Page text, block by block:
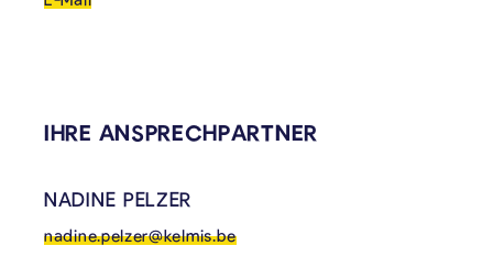
IHRE ANSPRECHPARTNER
NADINE PELZER
nadine.pelzer@kelmis.be